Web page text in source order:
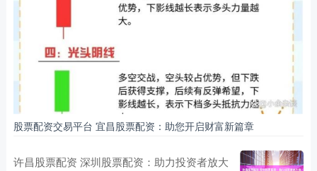
股票配资交易平台 宜昌股票配资：助您开启财富新篇章
许昌股票配资 深圳股票配资：助力投资者放大